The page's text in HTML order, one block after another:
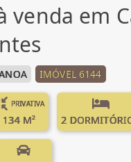
venda em
IMÓVEL 6144
PRIVATIVA
134 M² 2